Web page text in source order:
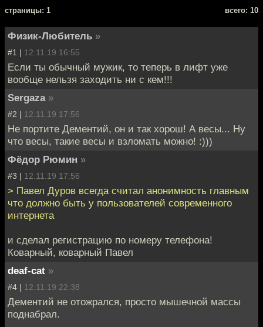
cтраницы: 1 всего: 10
Физик-Любитель »
#1 | 12.11.19 16:55
Если ты обычный мужик, то теперь в лифт уже
вообще нельзя заходить ни с кем!!!
Sergaza »
#2 | 12.11.19 17:56
Не портите Дементий, он и так хорош! А весы... Ну
что весы, такие весы и взломать можно! :)))
Фёдор Рюмин »
#3 | 12.11.19 17:56
> Павел Дуров всегда считал анонимность главным
что должно быть у пользователей современного
интернета
и сделал регистрацию по номеру телефона!
Коварный, коварный Павел
deaf-cat »
#4 | 12.11.19 22:38
Дементий не отожрался, просто мышечной массы
поднабрал.